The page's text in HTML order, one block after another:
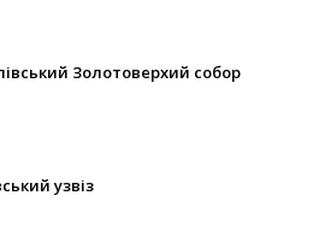
Золотоверхий собор
узвіз